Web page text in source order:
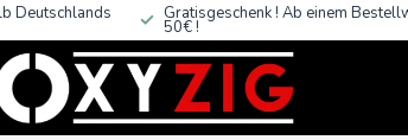
Deutschlands Gratisgeschenk ! Ab einem
50€ !